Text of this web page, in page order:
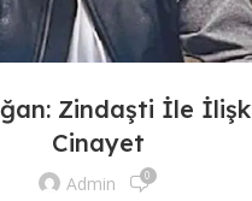
Zindaşti İle
Cinayet
Admin 0